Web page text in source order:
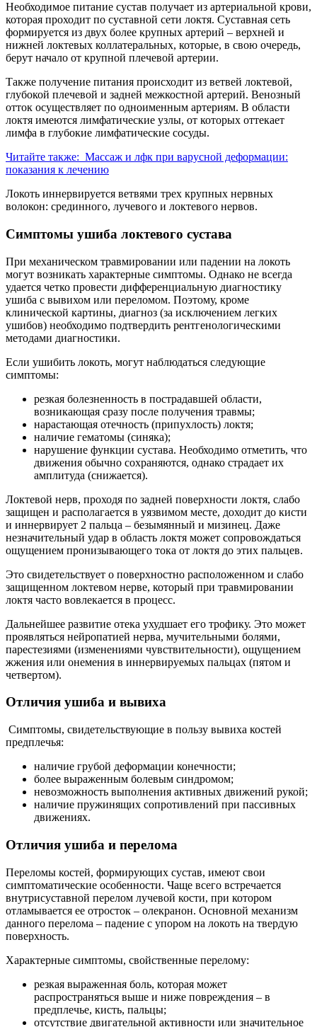
Необходимое питание сустав получает из артериальной крови,
которая проходит по суставной сети локтя. Суставная сеть
формируется из двух более крупных артерий – верхней и
нижней локтевых коллатеральных, которые, в свою очередь,
берут начало от крупной плечевой артерии.
Также получение питания происходит из ветвей локтевой,
глубокой плечевой и задней межкостной артерий. Венозный
отток осуществляет по одноименным артериям. В области
локтя имеются лимфатические узлы, от которых оттекает
лимфа в глубокие лимфатические сосуды.
Читайте также: Массаж и лфк при варусной деформации:
показания к лечению
Локоть иннервируется ветвями трех крупных нервных
волокон: срединного, лучевого и локтевого нервов.
Симптомы ушиба локтевого сустава
При механическом травмировании или падении на локоть
могут возникать характерные симптомы. Однако не всегда
удается четко провести дифференциальную диагностику
ушиба с вывихом или переломом. Поэтому, кроме
клинической картины, диагноз (за исключением легких
ушибов) необходимо подтвердить рентгенологическими
методами диагностики.
Если ушибить локоть, могут наблюдаться следующие
симптомы:
резкая болезненность в пострадавшей области,
возникающая сразу после получения травмы;
нарастающая отечность (припухлость) локтя;
наличие гематомы (синяка);
нарушение функции сустава. Необходимо отметить, что
движения обычно сохраняются, однако страдает их
амплитуда (снижается).
Локтевой нерв, проходя по задней поверхности локтя, слабо
защищен и располагается в уязвимом месте, доходит до кисти
и иннервирует 2 пальца – безымянный и мизинец. Даже
незначительный удар в область локтя может сопровождаться
ощущением пронизывающего тока от локтя до этих пальцев.
Это свидетельствует о поверхностно расположенном и слабо
защищенном локтевом нерве, который при травмировании
локтя часто вовлекается в процесс.
Дальнейшее развитие отека ухудшает его трофику. Это может
проявляться нейропатией нерва, мучительными болями,
парестезиями (изменениями чувствительности), ощущением
жжения или онемения в иннервируемых пальцах (пятом и
четвертом).
Отличия ушиба и вывиха
Симптомы, свидетельствующие в пользу вывиха костей
предплечья:
наличие грубой деформации конечности;
более выраженным болевым синдромом;
невозможность выполнения активных движений рукой;
наличие пружинящих сопротивлений при пассивных
движениях.
Отличия ушиба и перелома
Переломы костей, формирующих сустав, имеют свои
симптоматические особенности. Чаще всего встречается
внутрисуставной перелом лучевой кости, при котором
отламывается ее отросток – олекранон. Основной механизм
данного перелома – падение с упором на локоть на твердую
поверхность.
Характерные симптомы, свойственные перелому:
резкая выраженная боль, которая может
распространяться выше и ниже повреждения – в
предплечье, кисть, пальцы;
отсутствие двигательной активности или значительное